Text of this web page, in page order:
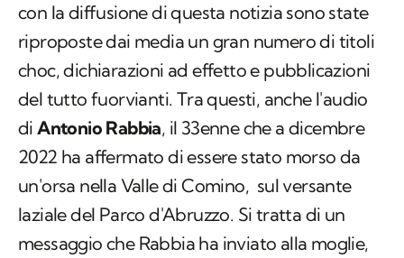
con la diffusione di questa notizia sono state
riproposte dai media un gran numero di titoli
choc, dichiarazioni ad effetto e pubblicazioni
del tutto fuorvianti. Tra questi, anche l'audio
diAntonio Rabbia, il 33enne che a dicembre
2022 ha affermato di essere stato morso da
un'orsa nella Valle di Comino, sul versante
laziale del Parco d'Abruzzo. Si tratta di un
messaggio che Rabbia ha inviato alla moglie,